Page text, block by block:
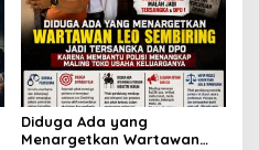
Diduga Ada yang
Menargetkan Wartawan